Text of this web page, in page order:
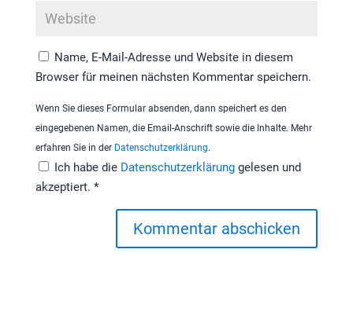
Name, E-Mail-Adresse und Website in diesem
Browser für meinen nächsten Kommentar speichern.
Wenn Sie dieses Formular absenden, dann speichert es den
eingegebenen Namen, die Email-Anschrift sowie die Inhalte. Mehr
erfahren Sie in der Datenschutzerklärung.
Ich habe die Datenschutzerklärung gelesen und
akzeptiert. *
Kommentar abschicken